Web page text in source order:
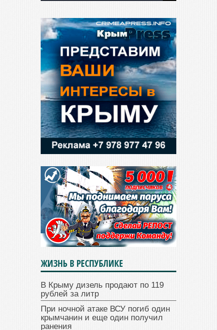
ЖИЗНЬ В РЕСПУБЛИКЕ
В Крыму дизель продают по 119
рублей за литр
При ночной атаке ВСУ погиб один
крымчанин и еще один получил
ранения